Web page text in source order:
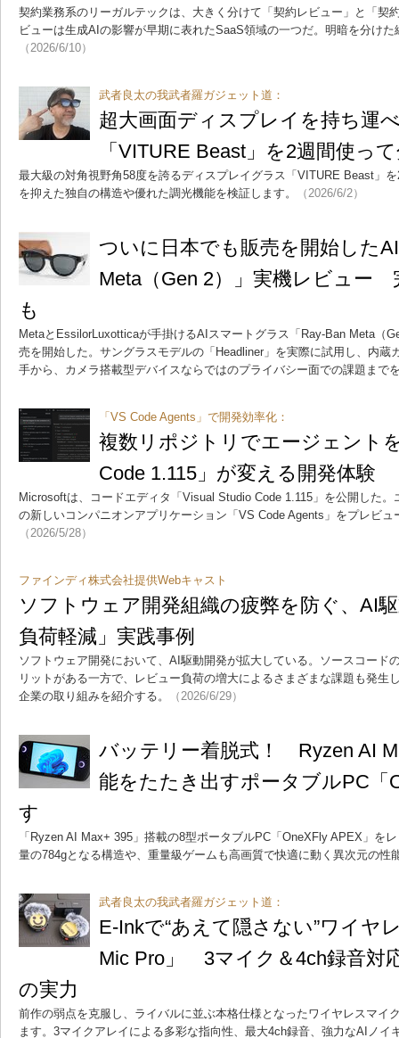
契約業務系のリーガルテックは、大きく分けて「契約レビュー」と「契
ビューは生成AIの影響が早期に表れたSaaS領域の一つだ。明暗を分け
（2026/6/10）
武者良太の我武者羅ガジェット道：
超大画面ディスプレイを持ち運
「VITURE Beast」を2週間使っ
最大級の対角視野角58度を誇るディスプレイグラス「VITURE Beast」
を抑えた独自の構造や優れた調光機能を検証します。
（2026/6/2）
ついに日本でも販売を開始した
Meta（Gen 2）」実機レビュー
も
MetaとEssilorLuxotticaが手掛けるAIスマートグラス「Ray-Ban Meta（
売を開始した。サングラスモデルの「Headliner」を実際に試用し、内蔵
手から、カメラ搭載型デバイスならではのプライバシー面での課題まで
「VS Code Agents」で開発効率化：
複数リポジトリでエージェント
Code 1.115」が変える開発体験
Microsoftは、コードエディタ「Visual Studio Code 1.115」を公開した
の新しいコンパニオンアプリケーション「VS Code Agents」をプレビュ
（2026/5/28）
ファインディ株式会社提供Webキャスト
ソフトウェア開発組織の疲弊を防ぐ、AI
負荷軽減」実践事例
ソフトウェア開発において、AI駆動開発が拡大している。ソースコード
リットがある一方で、レビュー負荷の増大によるさまざまな課題も発生
企業の取り組みを紹介する。
（2026/6/29）
バッテリー着脱式！ Ryzen AI
能をたたき出すポータブルPC「
す
「Ryzen AI Max+ 395」搭載の8型ポータブルPC「OneXFly APEX」を
量の784gとなる構造や、重量級ゲームも高画質で快適に動く異次元の性
武者良太の我武者羅ガジェット道：
E-Inkで“あえて隠さない”ワイヤ
Mic Pro」 3マイク＆4ch録音対
の実力
前作の弱点を克服し、ライバルに並ぶ本格仕様となったワイヤレスマイ
ます。3マイクアレイによる多彩な指向性、最大4ch録音、強力なAIノイ